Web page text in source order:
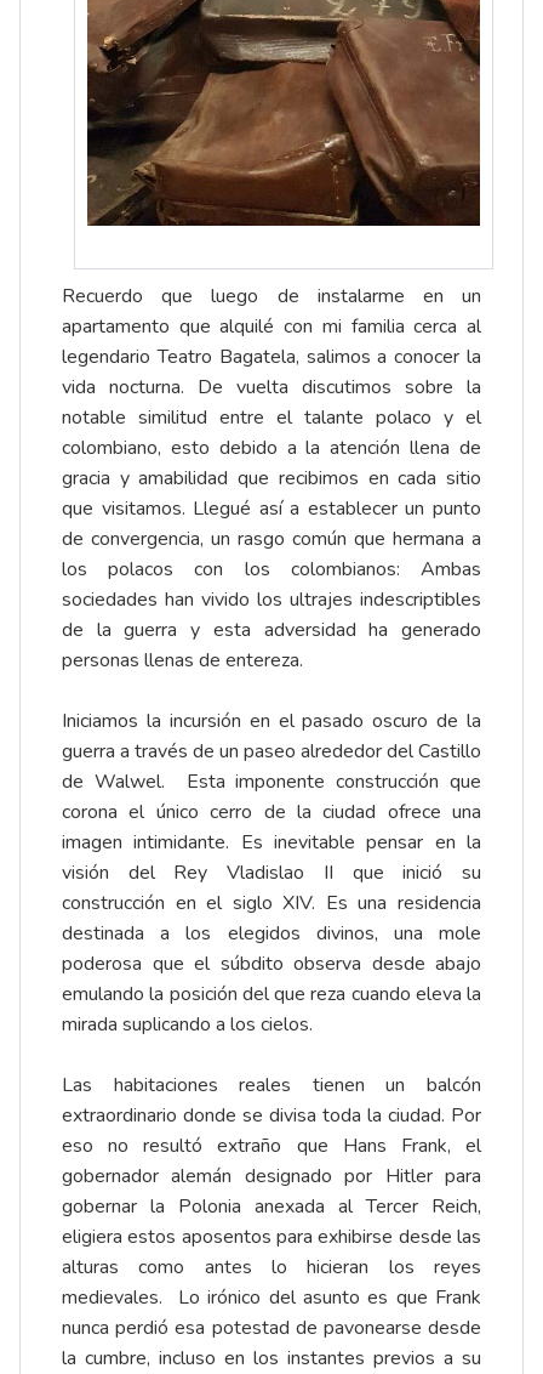
Recuerdo que luego de instalarme en un
apartamento que alquilé con mi familia cerca al
legendario Teatro Bagatela, salimos a conocer la
vida nocturna. De vuelta discutimos sobre la
notable similitud entre el talante polaco y el
colombiano, esto debido a la atención llena de
gracia y amabilidad que recibimos en cada sitio
que visitamos. Llegué así a establecer un punto
de convergencia, un rasgo común que hermana a
los polacos con los colombianos: Ambas
sociedades han vivido los ultrajes indescriptibles
de la guerra y esta adversidad ha generado
personas llenas de entereza.
Iniciamos la incursión en el pasado oscuro de la
guerra a través de un paseo alrededor del Castillo
de Walwel. Esta imponente construcción que
corona el único cerro de la ciudad ofrece una
imagen intimidante. Es inevitable pensar en la
visión del Rey Vladislao II que inició su
construcción en el siglo XIV. Es una residencia
destinada a los elegidos divinos, una mole
poderosa que el súbdito observa desde abajo
emulando la posición del que reza cuando eleva la
mirada suplicando a los cielos.
Las habitaciones reales tienen un balcón
extraordinario donde se divisa toda la ciudad. Por
eso no resultó extraño que Hans Frank, el
gobernador alemán designado por Hitler para
gobernar la Polonia anexada al Tercer Reich,
eligiera estos aposentos para exhibirse desde las
alturas como antes lo hicieran los reyes
medievales. Lo irónico del asunto es que Frank
nunca perdió esa potestad de pavonearse desde
la cumbre, incluso en los instantes previos a su